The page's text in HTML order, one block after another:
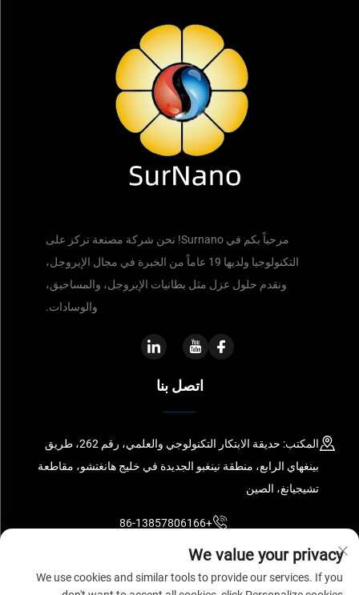
مرحباً بكم في Surnano! نحن شركة مصنعة تركز على
التكنولوجيا ولديها 19 عاماً من الخبرة في مجال الإيروجل،
ونقدم حلول عزل مثل بطانيات الإيروجل، والمساحيق،
والوسادات.
اتصل بنا
المكتب: حديقة الابتكار التكنولوجي والعلمي، رقم 262، طريق
بينغهاي الرابع، منطقة نينغبو الجديدة في خليج هانغتشو، مقاطعة
تشيجيانغ، الصين
+86-13857806166
[email protected]
We value your privacy
We use cookies and similar tools to provide our services. If you